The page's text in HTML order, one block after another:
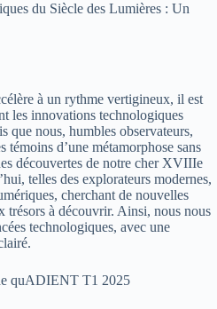
du Siècle des Lumières : Un
à un rythme vertigineux, il est
les innovations technologiques
que nous, humbles observateurs,
témoins d’une métamorphose sans
découvertes de notre cher XVIIIe
telles des explorateurs modernes,
cherchant de nouvelles
trésors à découvrir. Ainsi, nous nous
technologiques, avec une
quADIENT T1 2025